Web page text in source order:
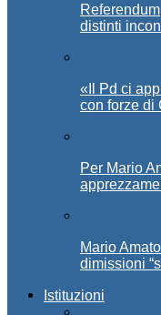
distinti
«Il Pd ci
con forze di
Per Mario
Mario
dimissioni
Istituzioni